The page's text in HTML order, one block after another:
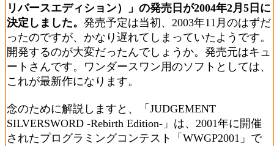
リバースエディション）」の発売日が2004年2月5日に
決定しました。 発売予定は当初、2003年11月のはずだ
ったのですが、かなり遅れてしまっていたようです。
開発するのが大変だったんでしょうか。発売元はキュ
ートさんです。ワンダースワン用のソフトとしては、
これが最新作になります。
念のために解説しますと、「JUDGEMENT
SILVERSWORD -Rebirth Edition-」は、2001年に開催
されたプログラミングコンテスト「WWGP2001」で